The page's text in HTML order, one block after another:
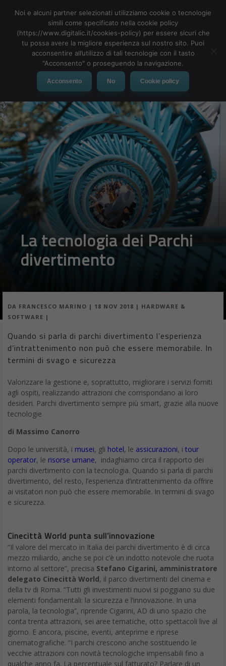
Intel risponde alle esigenze dell’intelligenza artificiale
SecondoSteen Graham, direttore generale di IoT
Channels ed Ecosystem di Intel, Neural Compute Stick 2
risponde a una richiesta ben presente nell’intelligenza artificiale.
Descritto come “AI nell’Edge”, si tratta di portare potenza di
calcolo locale nei progetti di AI, sia che si tratti di computer
vision o qualcos’altro, piuttosto che affidarsi all’elaborazione nel
Cloud.
“La fotocamera è il sensore definitivo”, spiega Graham: Intel
ritiene che il Neural Compute Stick 2 sia prezioso per tutti, dagli
hobbisti che armeggiano con l’intelligenza artificiale, attraverso
piccoli team di sviluppatori, alle grandi aziende che cercano
sistemi di intelligenza artificiale su larga scala più efficienti dal
punto di vista dei costi. Potrebbero essere utile per telecamere
intelligenti, non solo per registrare, ma per identificare oggetti, o
L’intelligenza artificiale va su una chiave USB: Intel Neural Compute
L’intelligenza artificiale va su una chiave USB: Intel
Neural Compute Stick 2
Parte dei miglioramenti riguarda il percorso dallo sviluppo alla
distribuzione. Noto come “Intel AI: In Produzione” si tratta di un
possibile scalare facilmente da un singolo VPU nell’NCS 2, fino a
due su una scheda mini PCIe o fino a otto su una scheda PCIe.
In alternativa, è possibile passare da VPU a uno dei sistemi
FPGA Arria 10 di Intel, con una forma diversa, ma utilizzando lo
stesso codice.
È la portabilità del codice su cui Intel sta puntando per
mantenere forte l’interesse riguardo alla piattaforma Neural
Compute Stick. La strategia consiste nel rendere il lavoro degli
sviluppatori agevole: la prima inferenza potrebbe essere pronta
“in pochi minuti”, promette Graham.
Noi e alcuni partner selezionati utilizziamo cookie o tecnologie
simili come specificato nella cookie policy
(https://www.digitalic.it/cookies-policy) per essere sicuri che
tu possa avere la migliore esperienza sul nostro sito. Puoi
acconsentire all’utilizzo di tali tecnologie con il tasto
"Acconsento" o proseguendo la navigazione.
Acconsento No Cookie policy